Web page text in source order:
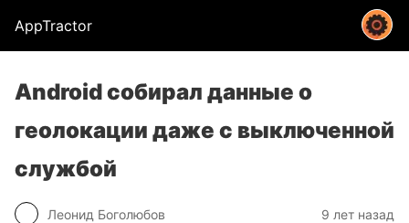
AppTractor
Android собирал данные о
геолокации даже с выключенной
службой
Леонид Боголюбов 9 лет назад